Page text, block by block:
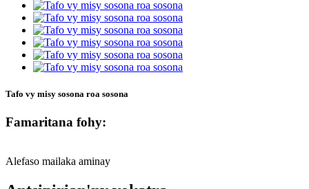
Tafo vy misy sosona roa sosona
Famaritana fohy:
Alefaso mailaka aminay